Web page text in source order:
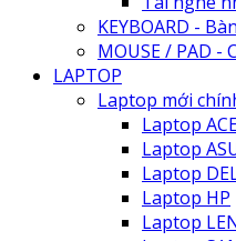
KEYBOARD -
MOUSE / PAD
LAPTOP
Laptop mới
Laptop
Laptop
Laptop
Laptop HP
Laptop